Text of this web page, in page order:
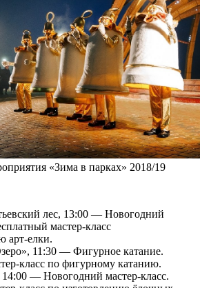
«Зима в парках» 2018/19
лес, 13:00 — Новогодний
мастер-класс
арт-елки.
11:30 — Фигурное катание.
класс по фигурному катанию.
— Новогодний мастер-класс.